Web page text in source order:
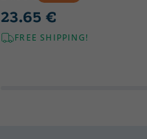
23.65 €
FREE SHIPPING!